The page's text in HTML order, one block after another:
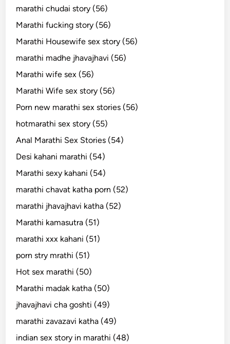
marathi chudai story (56)
Marathi fucking story (56)
Marathi Housewife sex story (56)
marathi madhe jhavajhavi (56)
Marathi wife sex (56)
Marathi Wife sex story (56)
Porn new marathi sex stories (56)
hotmarathi sex story (55)
Anal Marathi Sex Stories (54)
Desi kahani marathi (54)
Marathi sexy kahani (54)
marathi chavat katha porn (52)
marathi jhavajhavi katha (52)
Marathi kamasutra (51)
marathi xxx kahani (51)
porn stry mrathi (51)
Hot sex marathi (50)
Marathi madak katha (50)
jhavajhavi cha goshti (49)
marathi zavazavi katha (49)
indian sex story in marathi (48)